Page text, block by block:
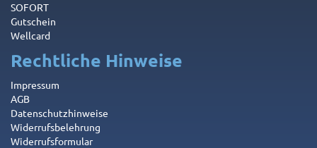
SOFORT
Gutschein
Wellcard
Rechtliche Hinweise
Impressum
AGB
Datenschutzhinweise
Widerrufsbelehrung
Widerrufsformular